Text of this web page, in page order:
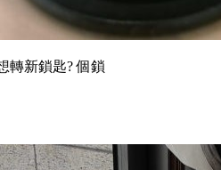
轉新鎖匙? 個鎖